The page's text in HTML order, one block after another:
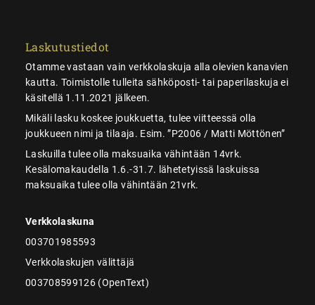
Laskutustiedot
Otamme vastaan vain verkkolaskuja alla olevien kanavien
kautta. Toimistolle tulleita sähköposti- tai paperilaskuja ei
käsitellä 1.11.2021 jälkeen.
Mikäli lasku koskee joukkuetta, tulee viitteessä olla
joukkueen nimi ja tilaaja. Esim. ”P2006 / Matti Möttönen”
Laskuilla tulee olla maksuaika vähintään 14vrk.
Kesälomakaudella 1.6.-31.7. lähetetyissä laskuissa
maksuaika tulee olla vähintään 21vrk.
Verkkolaskuna
003701985593
Verkkolaskujen välittäjä
003708599126 (OpenText)